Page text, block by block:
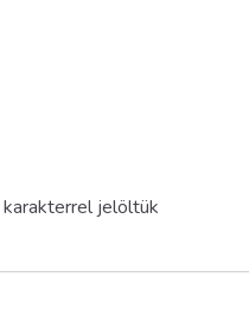
karakterrel jelöltük